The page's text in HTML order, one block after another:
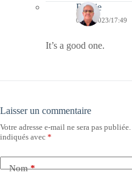
Bernie
05/05/2023/17:49
It’s a good one.
Laisser un commentaire
Votre adresse e-mail ne sera pas publiée.
indiqués avec *
Nom*